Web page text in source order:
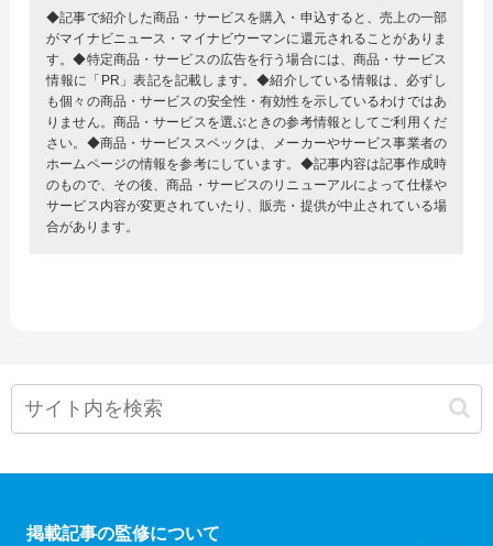
◆記事で紹介した商品・サービスを購入・申込すると、売上の一部
がマイナビニュース・マイナビウーマンに還元されることがありま
す。◆特定商品・サービスの広告を行う場合には、商品・サービス
情報に「PR」表記を記載します。◆紹介している情報は、必ずし
も個々の商品・サービスの安全性・有効性を示しているわけではあ
りません。商品・サービスを選ぶときの参考情報としてご利用くだ
さい。◆商品・サービススペックは、メーカーやサービス事業者の
ホームページの情報を参考にしています。◆記事内容は記事作成時
のもので、その後、商品・サービスのリニューアルによって仕様や
サービス内容が変更されていたり、販売・提供が中止されている場
合があります。
掲載記事の監修について